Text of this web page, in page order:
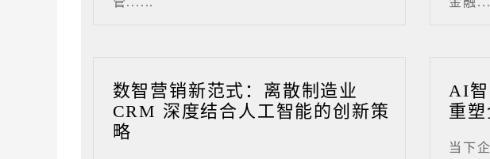
数智营销新范式：离散制造业
CRM 深度结合人工智能的创新策
略
AI
重塑
当下